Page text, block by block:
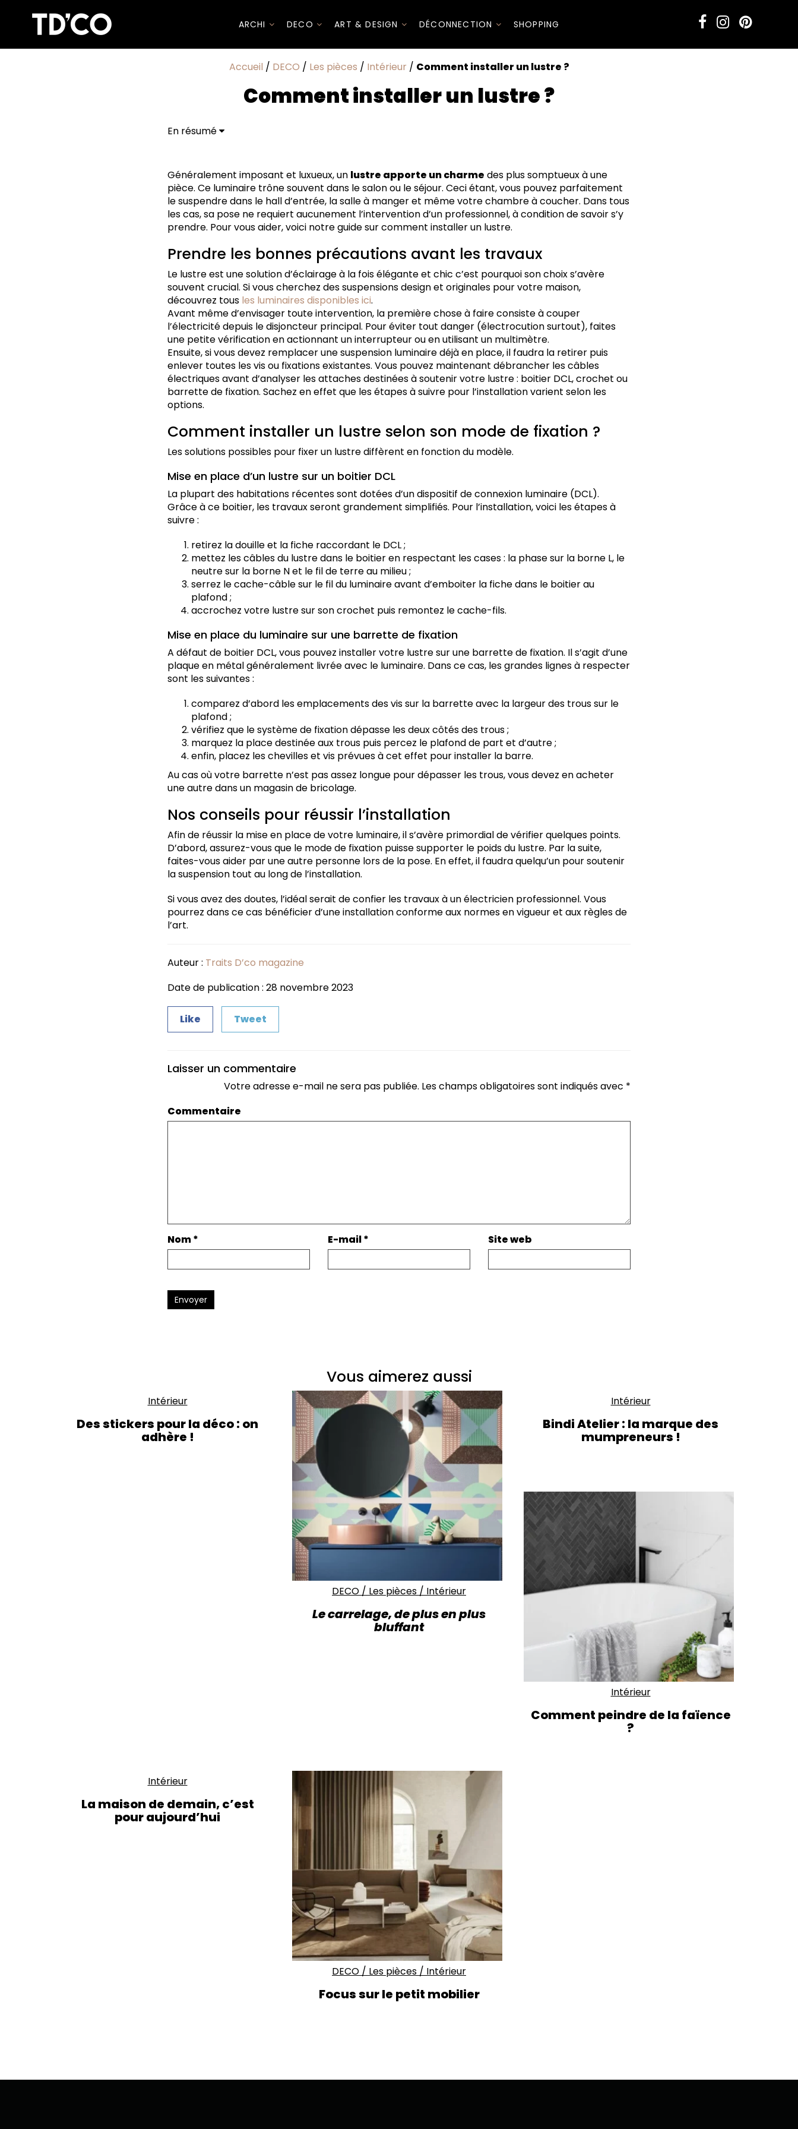
ARCHI DECO ART & DESIGN DÉCONNECTION SHOPPING
Accueil / DECO / Les pièces / Intérieur / Comment installer un lustre ?
Comment installer un lustre ?
En résumé
Nos conseils pour réussir l’installation
Généralement imposant et luxueux, un lustre apporte un charme des plus somptueux à une
pièce. Ce luminaire trône souvent dans le salon ou le séjour. Ceci étant, vous pouvez parfaitement
le suspendre dans le hall d’entrée, la salle à manger et même votre chambre à coucher. Dans tous
les cas, sa pose ne requiert aucunement l’intervention d’un professionnel, à condition de savoir s’y
prendre. Pour vous aider, voici notre guide sur comment installer un lustre.
Prendre les bonnes précautions avant les travaux
Le lustre est une solution d’éclairage à la fois élégante et chic c’est pourquoi son choix s’avère
souvent crucial. Si vous cherchez des suspensions design et originales pour votre maison,
découvrez tous les luminaires disponibles ici.
Avant même d’envisager toute intervention, la première chose à faire consiste à couper
l’électricité depuis le disjoncteur principal. Pour éviter tout danger (électrocution surtout), faites
une petite vérification en actionnant un interrupteur ou en utilisant un multimètre.
Ensuite, si vous devez remplacer une suspension luminaire déjà en place, il faudra la retirer puis
enlever toutes les vis ou fixations existantes. Vous pouvez maintenant débrancher les câbles
électriques avant d’analyser les attaches destinées à soutenir votre lustre : boitier DCL, crochet ou
barrette de fixation. Sachez en effet que les étapes à suivre pour l’installation varient selon les
options.
Comment installer un lustre selon son mode de fixation ?
Les solutions possibles pour fixer un lustre diffèrent en fonction du modèle.
Mise en place d’un lustre sur un boitier DCL
La plupart des habitations récentes sont dotées d’un dispositif de connexion luminaire (DCL).
Grâce à ce boitier, les travaux seront grandement simplifiés. Pour l’installation, voici les étapes à
suivre :
retirez la douille et la fiche raccordant le DCL ;
mettez les câbles du lustre dans le boitier en respectant les cases : la phase sur la borne L, le
neutre sur la borne N et le fil de terre au milieu ;
serrez le cache-câble sur le fil du luminaire avant d’emboiter la fiche dans le boitier au
plafond ;
accrochez votre lustre sur son crochet puis remontez le cache-fils.
Mise en place du luminaire sur une barrette de fixation
A défaut de boitier DCL, vous pouvez installer votre lustre sur une barrette de fixation. Il s’agit d’une
plaque en métal généralement livrée avec le luminaire. Dans ce cas, les grandes lignes à respecter
sont les suivantes :
comparez d’abord les emplacements des vis sur la barrette avec la largeur des trous sur le
plafond ;
vérifiez que le système de fixation dépasse les deux côtés des trous ;
marquez la place destinée aux trous puis percez le plafond de part et d’autre ;
enfin, placez les chevilles et vis prévues à cet effet pour installer la barre.
Au cas où votre barrette n’est pas assez longue pour dépasser les trous, vous devez en acheter
une autre dans un magasin de bricolage.
Nos conseils pour réussir l’installation
Afin de réussir la mise en place de votre luminaire, il s’avère primordial de vérifier quelques points.
D’abord, assurez-vous que le mode de fixation puisse supporter le poids du lustre. Par la suite,
faites-vous aider par une autre personne lors de la pose. En effet, il faudra quelqu’un pour soutenir
la suspension tout au long de l’installation.
Si vous avez des doutes, l’idéal serait de confier les travaux à un électricien professionnel. Vous
pourrez dans ce cas bénéficier d’une installation conforme aux normes en vigueur et aux règles de
l’art.
Auteur : Traits D’co magazine
Date de publication : 28 novembre 2023
Like Tweet
Laisser un commentaire
Votre adresse e-mail ne sera pas publiée. Les champs obligatoires sont indiqués avec *
Commentaire
Nom* E-mail* Site web
Envoyer
Vous aimerez aussi
Intérieur
Des stickers pour la déco : on
adhère !
DECO / Les pièces / Intérieur
Le carrelage, de plus en plus
bluffant
Intérieur
Bindi Atelier : la marque des
mumpreneurs !
Intérieur
Comment peindre de la faïence
?
Intérieur
La maison de demain, c’est
pour aujourd’hui
DECO / Les pièces / Intérieur
Focus sur le petit mobilier